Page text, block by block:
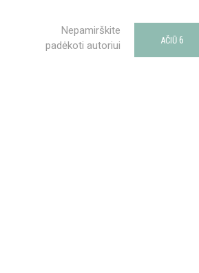
Nepamirškite
padėkoti autoriui
AČIŪ 6